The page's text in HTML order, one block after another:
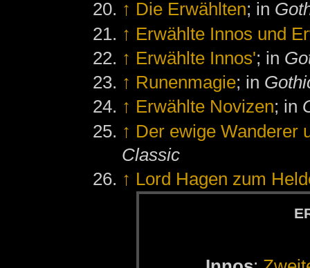
↑ Die Erwählten; in
↑ Erwählte Innos und
↑ Erwählte Innos'; in
↑ Runenmagie; in
↑ Erwählte Novizen; in
↑ Der ewige Wanderer
Classic
↑ Lord Hagen zum